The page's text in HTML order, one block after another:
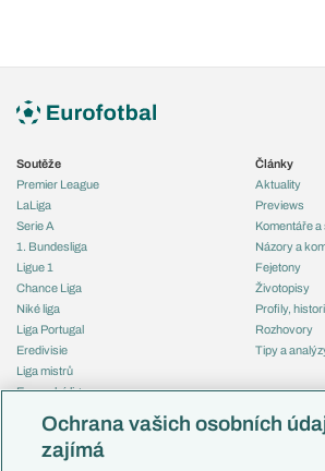
Soutěže
Premier League
LaLiga
Serie A
1. Bundesliga
Ligue 1
Chance Liga
Niké liga
Liga Portugal
Eredivisie
Liga mistrů
Evropská liga
Mistrovství světa
Liga národů
Články
Aktuality
Previews
Komentáře
Názory a
Fejetony
Životopisy
Profily,
Rozhovory
Tipy a
Česko
Ochrana vašich osobních
zajímá